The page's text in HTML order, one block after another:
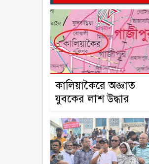
কালিয়াকৈরে অজ্ঞাত
যুবকের লাশ উদ্ধার